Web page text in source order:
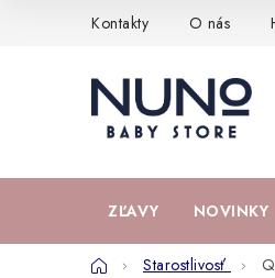
Kontakty O nás
ZĽAVY NOVINKY
DomovStarostlivosť